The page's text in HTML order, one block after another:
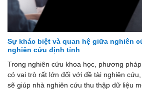
Sự khác biệt và quan hệ giữa nghiên
nghiên cứu định tính
Trong nghiên cứu khoa học, phương
có vai trò rất lớn đối với đề tài nghiên
sẽ giúp nhà nghiên cứu thu thập dữ liệu